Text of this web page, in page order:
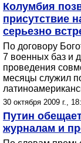
Колумбия
присутствие
серьезно
По договору
7 военных баз и
проведения
месяцы служил
30 октября 2009 г.,
Путин
журналам и